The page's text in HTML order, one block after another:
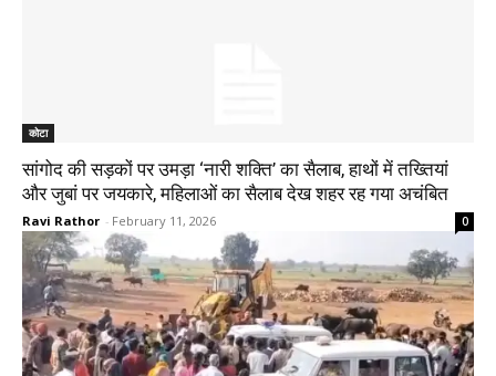
कोटा
सांगोद की सड़कों पर उमड़ा ‘नारी शक्ति’ का सैलाब, हाथों में तख्तियां
और जुबां पर जयकारे, महिलाओं का सैलाब देख शहर रह गया अचंबित
Ravi Rathor - February 11, 2026 0